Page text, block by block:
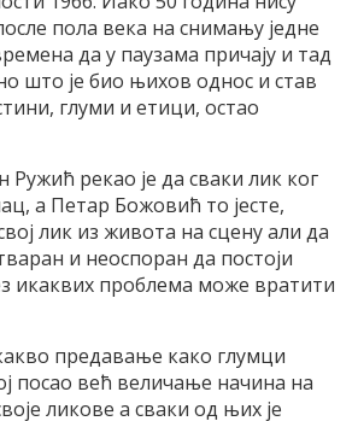
пола века на снимању једне
да у паузама причају и тад
што је био њихов однос и став
глуми и етици, остао
рекао је да сваки лик ког
а Петар Божовић то јесте,
лик из живота на сцену али да
и неоспоран да постоји
икаквих проблема може вратити
предавање како глумци
посао већ величање начина на
ликове а сваки од њих је